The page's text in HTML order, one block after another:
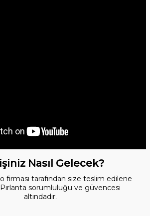
Nasıl Gelecek?
firması tarafından size teslim edilene
sorumluluğu ve güvencesi
altındadır.